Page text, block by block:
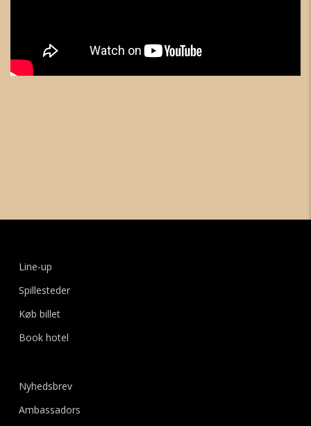
Line-up
Spillesteder
Køb billet
Book hotel
Nyhedsbrev
Ambassadors